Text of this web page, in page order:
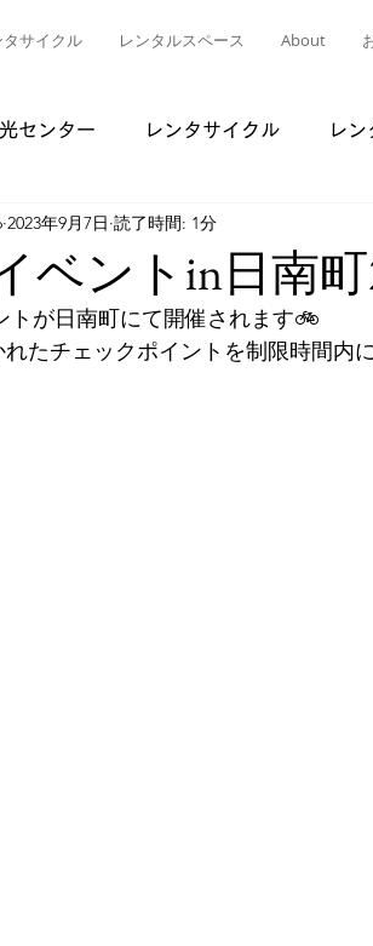
タサイクル レンタルスペース About
センター レンタサイクル レン
ベントin日南町
2023年9月7日 読了時間: 1分
トが日南町にて開催されます🚲
たチェックポイントを制限時間内